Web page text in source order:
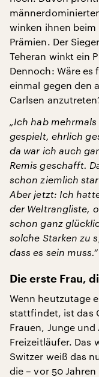
winken ihnen
Prämien. Der
Teheran winkt ein
Dennoch: Wäre es
einmal gegen den
Carlsen
„Ich hab
gespielt, ehrlich
da war ich auch
Remis geschafft.
schon ziemlich
Aber jetzt: Ich
der Weltrangliste,
schon ganz
solche Starken zu
dass es sein muss.“
Die erste Frau,
Wenn heutzutage
stattfindet, ist das
Frauen, Junge
Freizeitläufer. Das
Switzer weiß das
die – vor 50